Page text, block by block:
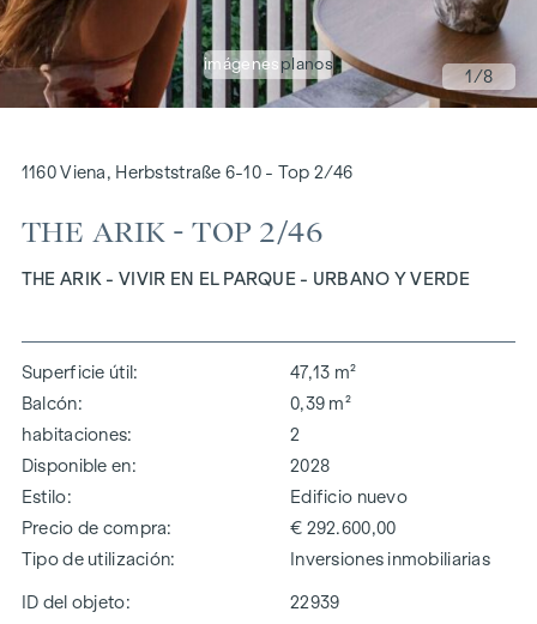
imágenes planos
1/8
1160 Viena, Herbststraße 6-10 - Top 2/46
THE ARIK - TOP 2/46
THE ARIK - VIVIR EN EL PARQUE - URBANO Y VERDE
Superficie útil
47,13 m²
Balcón
0,39 m²
habitaciones
2
Disponible en
2028
Estilo
Edificio nuevo
Precio de compra
€ 292.600,00
Tipo de utilización
Inversiones inmobiliarias
ID del objeto: 22939